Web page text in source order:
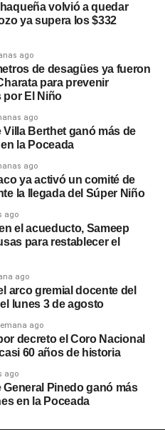
volvió a quedar
ya supera los $332
ago
de desagües ya fueron
para prevenir
por El Niño
ago
Villa Berthet ganó más de
la Poceada
ago
ya activó un comité de
la llegada del Súper Niño
ago
el acueducto, Sameep
para restablecer el
ago
arco gremial docente del
lunes 3 de agosto
ago
decreto el Coro Nacional
60 años de historia
ago
General Pinedo ganó más
en la Poceada